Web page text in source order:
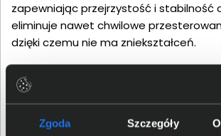
Zgoda Szczegóły
zapewniając przejrzystość i stabilność
eliminuje nawet chwilowe
dzięki czemu nie ma zniekształceń.